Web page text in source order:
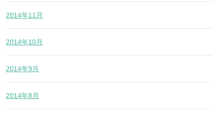
2014年11月
2014年10月
2014年9月
2014年8月